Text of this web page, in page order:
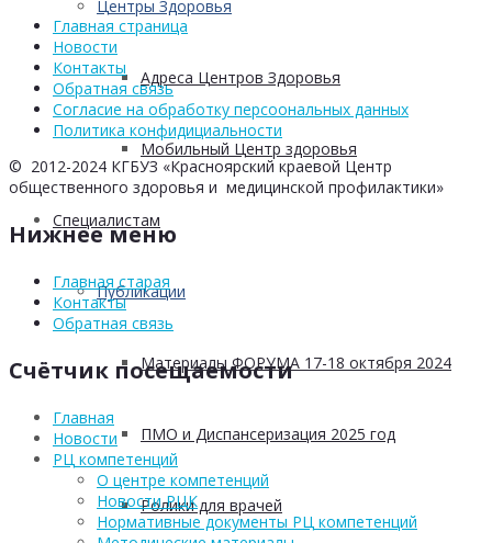
Центры Здоровья
Адреса Центров Здоровья
Мобильный Центр здоровья
Cпециалистам
Публикации
Материалы ФОРУМА 17-18 октября 2024
ПМО и Диспансеризация 2025 год
Ролики для врачей
Главная страница
Новости
Контакты
Обратная связь
Согласие на обработку персоональных данных
Политика конфидициальности
© 2012-2024 КГБУЗ «Красноярский краевой Центр
общественного здоровья и медицинской профилактики»
Нижнее меню
Главная старая
Контакты
Обратная связь
Счётчик посещаемости
Главная
Новости
РЦ компетенций
О центре компетенций
Новости РЦК
Нормативные документы РЦ компетенций